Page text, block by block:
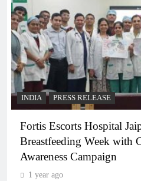
INDIA PRESS RELEASE
Fortis Escorts Hospital
Breastfeeding Week with
Awareness Campaign
1 year ago